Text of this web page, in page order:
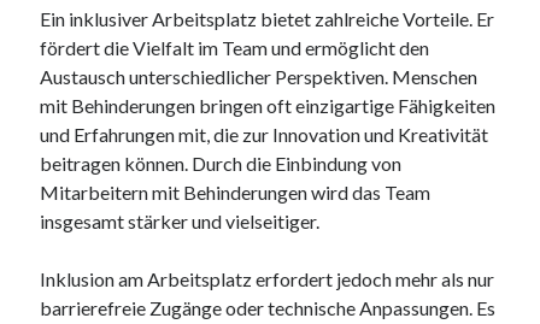
Ein inklusiver Arbeitsplatz bietet zahlreiche Vorteile. Er
fördert die Vielfalt im Team und ermöglicht den
Austausch unterschiedlicher Perspektiven. Menschen
mit Behinderungen bringen oft einzigartige Fähigkeiten
und Erfahrungen mit, die zur Innovation und Kreativität
beitragen können. Durch die Einbindung von
Mitarbeitern mit Behinderungen wird das Team
insgesamt stärker und vielseitiger.
Inklusion am Arbeitsplatz erfordert jedoch mehr als nur
barrierefreie Zugänge oder technische Anpassungen. Es